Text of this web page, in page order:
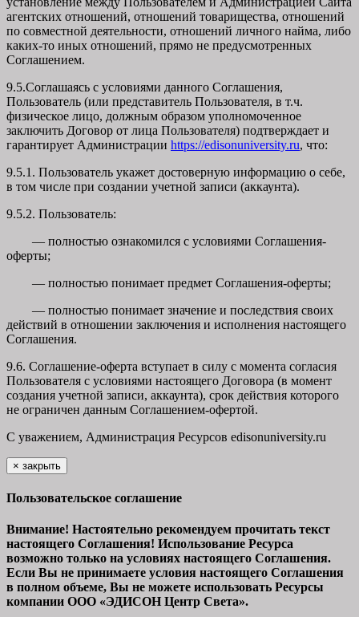
агентских отношений, отношений товарищества, отношений
по совместной деятельности, отношений личного найма, либо
каких-то иных отношений, прямо не предусмотренных
Соглашением.
9.5.Соглашаясь с условиями данного Соглашения,
Пользователь (или представитель Пользователя, в т.ч.
физическое лицо, должным образом уполномоченное
заключить Договор от лица Пользователя) подтверждает и
гарантирует Администрации https://edisonuniversity.ru, что:
9.5.1. Пользователь укажет достоверную информацию о себе,
в том числе при создании учетной записи (аккаунта).
9.5.2. Пользователь:
— полностью ознакомился с условиями Соглашения-
оферты;
— полностью понимает предмет Соглашения-оферты;
— полностью понимает значение и последствия своих
действий в отношении заключения и исполнения настоящего
Соглашения.
9.6. Соглашение-оферта вступает в силу с момента согласия
Пользователя с условиями настоящего Договора (в момент
создания учетной записи, аккаунта), срок действия которого
не ограничен данным Соглашением-офертой.
С уважением, Администрация Ресурсов edisonuniversity.ru
× закрыть
Пользовательское соглашение
Внимание! Настоятельно рекомендуем прочитать текст
настоящего Соглашения! Использование Ресурса
возможно только на условиях настоящего Соглашения.
Если Вы не принимаете условия настоящего Соглашения
в полном объеме, Вы не можете использовать Ресурсы
компании ООО «ЭДИСОН Центр Света».